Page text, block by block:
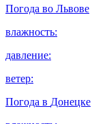
Погода во Львове
влажность:
давление:
ветер:
Погода в Донецке